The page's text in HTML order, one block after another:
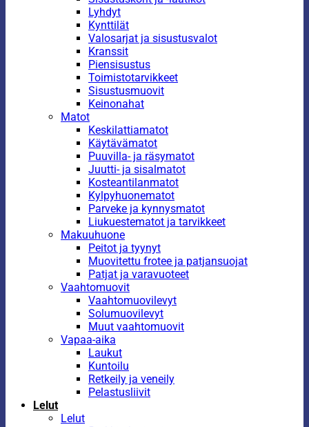
Lyhdyt
Kynttilät
Valosarjat ja sisustusvalot
Kranssit
Piensisustus
Toimistotarvikkeet
Sisustusmuovit
Keinonahat
Matot
Keskilattiamatot
Käytävämatot
Puuvilla- ja räsymatot
Juutti- ja sisalmatot
Kosteantilanmatot
Kylpyhuonematot
Parveke ja kynnysmatot
Liukuestematot ja tarvikkeet
Makuuhuone
Peitot ja tyynyt
Muovitettu frotee ja patjansuojat
Patjat ja varavuoteet
Vaahtomuovit
Vaahtomuovilevyt
Solumuovilevyt
Muut vaahtomuovit
Vapaa-aika
Laukut
Kuntoilu
Retkeily ja veneily
Pelastusliivit
Lelut
Lelut